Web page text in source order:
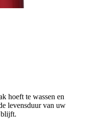
hoeft te wassen en
levensduur van uw
blijft.